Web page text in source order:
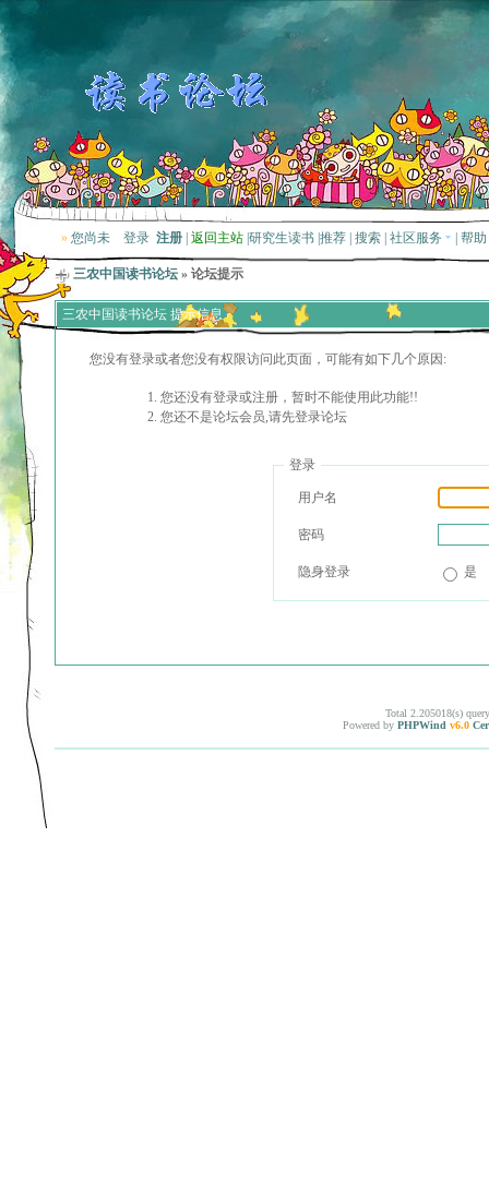
» 您尚未 登录 注册 返回主站 研究生读书 推荐 搜索 社区服务 帮助
三农中国读书论坛 » 论坛提示
三农中国读书论坛 提示信息
您没有登录或者您没有权限访问此页面，可能有如下几个原因:
您还没有登录或注册，暂时不能使用此功能!!
您还不是论坛会员,请先登录论坛
登录
用户名
密码
隐身登录 是
Total 2.205018(s)
Powered by PHPWind v6.0